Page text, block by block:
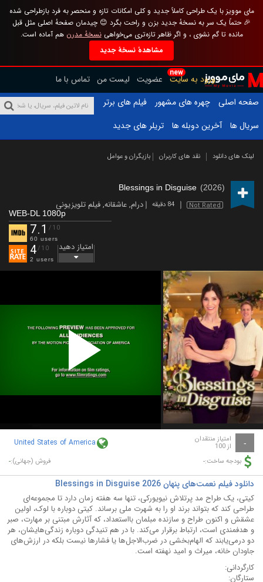
مای موویز با یک طراحی کاملاً جدید و کلی امکانات تازه و منحصر به فرد بازطراحی شده
🎉 حتماً یک سر به نسخهٔ جدید بزن و راحت بگرد 😊 چیدمان صفحهٔ اصلی مثل قبل
مانده تا گم نشوی ، و اگر ظاهر تازه‌تری می‌خواهینسخهٔ مدرن هم آماده است.
مشاهدهٔ نسخهٔ جدید
new
ورود به سایت عضویت لیست من تماس با ما
صفحه اصلی
چهره های مشهور
فیلم های برتر
سریال ها
آخرین دوبله ها تریلر های جدید
لینک های دانلود نقد های کاربران بازیگران و عوامل
Blessings in Disguise (2026)
Not Rated 84 دقیقه درام,عاشقانه,فیلم تلویزیونی
WEB-DL 1080p
7.1 /10
60 users
4/10
2 users
امتیاز دهید
Play
Video
- امتیاز منتقدان
از 100 United States of America
بودجه ساخت:- فروش (جهانی):-
دانلود فیلم نعمت‌های پنهان Blessings in Disguise 2026
کیتی، یک طراح مد پرتلاش نیویورکی، تنها سه هفته زمان دارد تا مجموعه‌ای
طراحی کند که بتواند برند او را به شهرت ملی برساند. کیتی دوباره با لوک، اولین
عشقش و اکنون طراح و سازنده مبلمان بااستعداد، که آثارش مبتنی بر مهارت، صبر
و هدفمندی است، ارتباط برقرار می‌کند. با در هم تنیدگی دوباره زندگی‌هایشان، هر
دو درمی‌یابند که الهام‌بخشی در ضرب‌الاجل‌ها یا فشارها نیست بلکه در ارزش‌های
جاودان خانه، میراث و امید نهفته است.
کارگردانی:
ستارگان: